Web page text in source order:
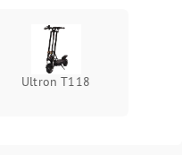
Ultron T118